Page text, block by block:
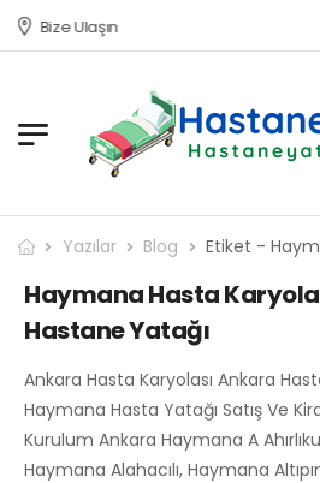
Bize Ulaşın
Yazılar Blog Etiket -
Haymana Hasta
Hastane Yatağı
Ankara Hasta Karyolası Ankara
Haymana Hasta Yatağı Satış Ve
Kurulum Ankara Haymana A
Haymana Alahacılı, Haymana